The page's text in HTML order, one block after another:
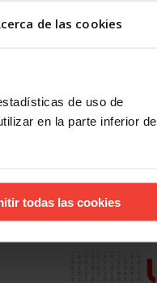
de las cookies
de uso de
en la parte inferior de
todas las cookies